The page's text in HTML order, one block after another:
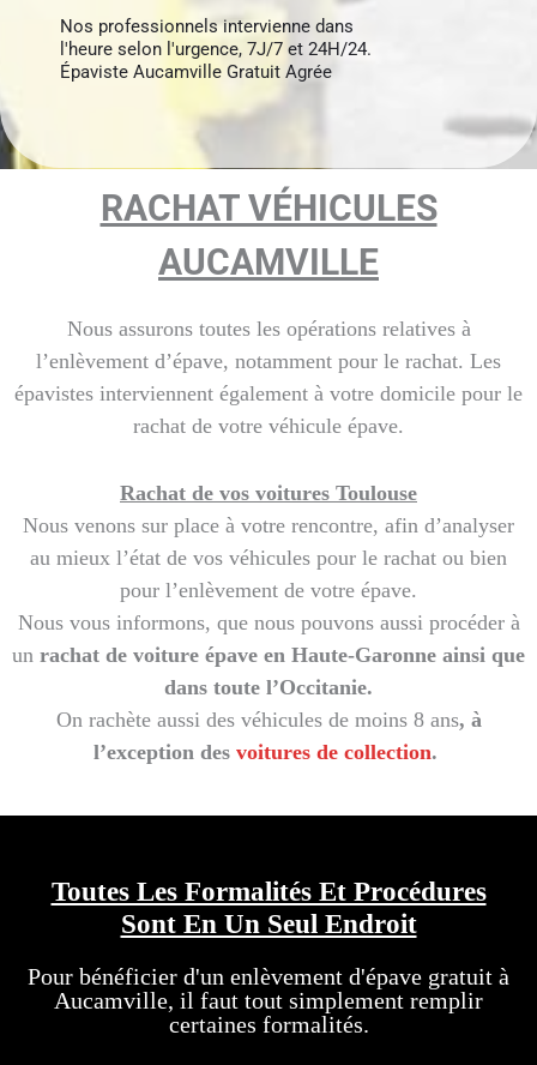
Nos professionnels intervienne dans
l'heure selon l'urgence, 7J/7 et 24H/24.
Épaviste Aucamville Gratuit Agrée
RACHAT VÉHICULES
AUCAMVILLE
Nous assurons toutes les opérations relatives à
l’enlèvement d’épave, notamment pour le rachat. Les
épavistes interviennent également à votre domicile pour le
rachat de votre véhicule épave.
Rachat de vos voitures Toulouse
Nous venons sur place à votre rencontre, afin d’analyser
au mieux l’état de vos véhicules pour le rachat ou bien
pour l’enlèvement de votre épave.
Nous vous informons, que nous pouvons aussi procéder à
un rachat de voiture épave en Haute-Garonne ainsi que
dans toute l’Occitanie.
On rachète aussi des véhicules de moins 8 ans, à
l’exception des voitures de collection.
Toutes Les Formalités Et Procédures
Sont En Un Seul Endroit
Pour bénéficier d'un enlèvement d'épave gratuit à
Aucamville, il faut tout simplement remplir
certaines formalités.